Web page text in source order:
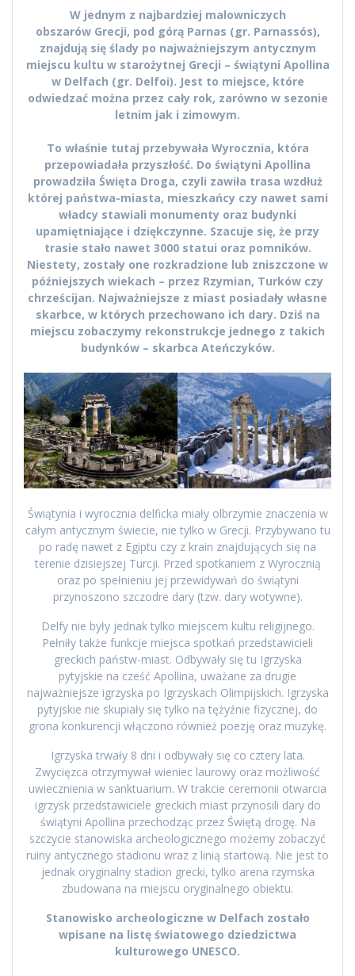
W jednym z najbardziej malowniczych
obszarów Grecji, pod górą Parnas (gr. Parnassós),
znajdują się ślady po najważniejszym antycznym
miejscu kultu w starożytnej Grecji – świątyni Apollina
w Delfach (gr. Delfoi). Jest to miejsce, które
odwiedzać można przez cały rok, zarówno w sezonie
letnim jak i zimowym.
To właśnie tutaj przebywała Wyrocznia, która
przepowiadała przyszłość. Do świątyni Apollina
prowadziła Święta Droga, czyli zawiła trasa wzdłuż
której państwa-miasta, mieszkańcy czy nawet sami
władcy stawiali monumenty oraz budynki
upamiętniające i dziękczynne. Szacuje się, że przy
trasie stało nawet 3000 statui oraz pomników.
Niestety, zostały one rozkradzione lub zniszczone w
późniejszych wiekach – przez Rzymian, Turków czy
chrześcijan. Najważniejsze z miast posiadały własne
skarbce, w których przechowano ich dary. Dziś na
miejscu zobaczymy rekonstrukcje jednego z takich
budynków – skarbca Ateńczyków.
Świątynia i wyrocznia delficka miały olbrzymie znaczenia w
całym antycznym świecie, nie tylko w Grecji. Przybywano tu
po radę nawet z Egiptu czy z krain znajdujących się na
terenie dzisiejszej Turcji. Przed spotkaniem z Wyrocznią
oraz po spełnieniu jej przewidywań do świątyni
przynoszono szczodre dary (tzw. dary wotywne).
Delfy nie były jednak tylko miejscem kultu religijnego.
Pełniły także funkcje miejsca spotkań przedstawicieli
greckich państw-miast. Odbywały się tu Igrzyska
pytyjskie na cześć Apollina, uważane za drugie
najważniejsze igrzyska po Igrzyskach Olimpijskich. Igrzyska
pytyjskie nie skupiały się tylko na tężyźnie fizycznej, do
grona konkurencji włączono również poezję oraz muzykę.
Igrzyska trwały 8 dni i odbywały się co cztery lata.
Zwycięzca otrzymywał wieniec laurowy oraz możliwość
uwiecznienia w sanktuarium. W trakcie ceremonii otwarcia
igrzysk przedstawiciele greckich miast przynosili dary do
świątyni Apollina przechodząc przez Świętą drogę. Na
szczycie stanowiska archeologicznego możemy zobaczyć
ruiny antycznego stadionu wraz z linią startową. Nie jest to
jednak oryginalny stadion grecki, tylko arena rzymska
zbudowana na miejscu oryginalnego obiektu.
Stanowisko archeologiczne w Delfach zostało
wpisane na listę światowego dziedzictwa
kulturowego UNESCO.